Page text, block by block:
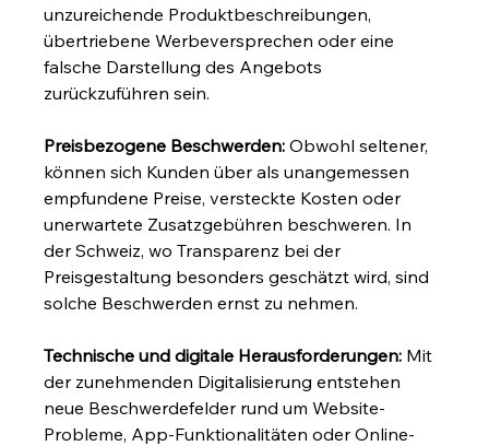
unzureichende Produktbeschreibungen,
übertriebene Werbeversprechen oder eine
falsche Darstellung des Angebots
zurückzuführen sein.
Preisbezogene Beschwerden: Obwohl seltener,
können sich Kunden über als unangemessen
empfundene Preise, versteckte Kosten oder
unerwartete Zusatzgebühren beschweren. In
der Schweiz, wo Transparenz bei der
Preisgestaltung besonders geschätzt wird, sind
solche Beschwerden ernst zu nehmen.
Technische und digitale Herausforderungen: Mit
der zunehmenden Digitalisierung entstehen
neue Beschwerdefelder rund um Website-
Probleme, App-Funktionalitäten oder Online-